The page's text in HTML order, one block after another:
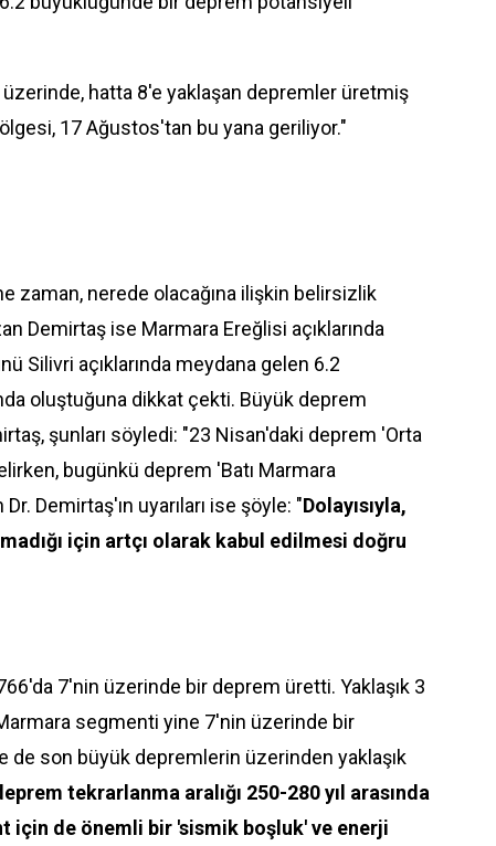
hatta 8'e yaklaşan depremler üretmiş
17 Ağustos'tan bu yana geriliyor."
zaman, nerede olacağına ilişkin belirsizlik
Demirtaş ise Marmara Ereğlisi açıklarında
Silivri açıklarında meydana gelen 6.2
oluştuğuna dikkat çekti. Büyük deprem
şunları söyledi: "23 Nisan'daki deprem 'Orta
bugünkü deprem 'Batı Marmara
Demirtaş'ın uyarıları ise şöyle: "Dolayısıyla,
için artçı olarak kabul edilmesi doğru
7'nin üzerinde bir deprem üretti. Yaklaşık 3
segmenti yine 7'nin üzerinde bir
de son büyük depremlerin üzerinden yaklaşık
tekrarlanma aralığı 250-280 yıl arasında
için de önemli bir 'sismik boşluk' ve enerji